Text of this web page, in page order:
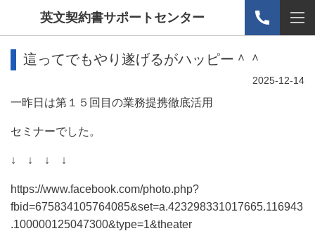
英文契約書サポートセンター
這ってでもやり遂げるがハッピー＾＾
2025-12-14
一昨日は第１５回目の業務提携徹底活用
セミナーでした。
↓ ↓ ↓ ↓
https://www.facebook.com/photo.php?
fbid=675834105764085&set=a.423298331017665.116943
.100000125047300&type=1&theater